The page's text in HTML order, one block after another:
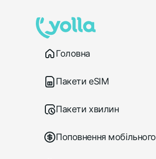
Головна
Пакети eSIM
Пакети хвилин
Поповнення мобільного